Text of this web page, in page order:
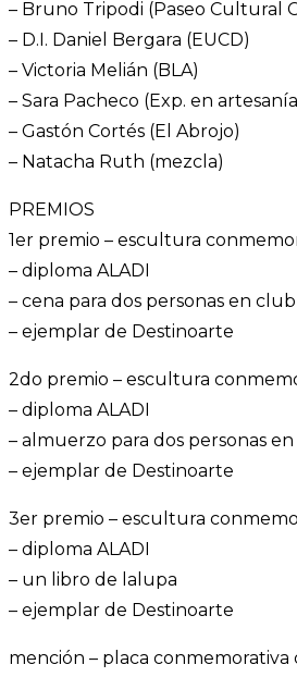
– Bruno Tripodi (Paseo Cultural
– D.I. Daniel Bergara (EUCD)
– Victoria Melián (BLA)
– Sara Pacheco (Exp. en
– Gastón Cortés (El Abrojo)
– Natacha Ruth (mezcla)
PREMIOS
1er premio – escultura
– diploma ALADI
– cena para dos personas en
– ejemplar de Destinoarte
2do premio – escultura
– diploma ALADI
– almuerzo para dos personas
– ejemplar de Destinoarte
3er premio – escultura
– diploma ALADI
– un libro de lalupa
– ejemplar de Destinoarte
mención – placa conmemorativa